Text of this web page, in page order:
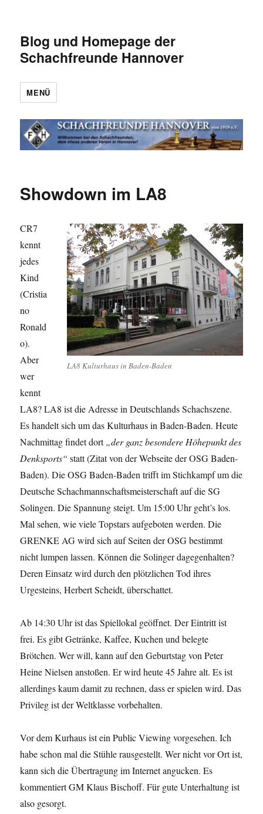
Blog und Homepage der
Schachfreunde Hannover
MENÜ
Showdown im LA8
LA8 Kulturhaus in Baden-Baden
CR7
kennt
jedes
Kind
(Cristia
no
Ronald
o).
Aber
wer
kennt
LA8? LA8 ist die Adresse in Deutschlands Schachszene.
Es handelt sich um das Kulturhaus in Baden-Baden. Heute
Nachmittag findet dort„der ganz besondere Höhepunkt des
Denksports“ statt (Zitat von der Webseite der OSG Baden-
Baden). Die OSG Baden-Baden trifft im Stichkampf um die
Deutsche Schachmannschaftsmeisterschaft auf die SG
Solingen. Die Spannung steigt. Um 15:00 Uhr geht’s los.
Mal sehen, wie viele Topstars aufgeboten werden. Die
GRENKE AG wird sich auf Seiten der OSG bestimmt
nicht lumpen lassen. Können die Solinger dagegenhalten?
Deren Einsatz wird durch den plötzlichen Tod ihres
Urgesteins, Herbert Scheidt, überschattet.
Ab 14:30 Uhr ist das Spiellokal geöffnet. Der Eintritt ist
frei. Es gibt Getränke, Kaffee, Kuchen und belegte
Brötchen. Wer will, kann auf den Geburtstag von Peter
Heine Nielsen anstoßen. Er wird heute 45 Jahre alt. Es ist
allerdings kaum damit zu rechnen, dass er spielen wird. Das
Privileg ist der Weltklasse vorbehalten.
Vor dem Kurhaus ist ein Public Viewing vorgesehen. Ich
habe schon mal die Stühle rausgestellt. Wer nicht vor Ort ist,
kann sich die Übertragung im Internet angucken. Es
kommentiert GM Klaus Bischoff. Für gute Unterhaltung ist
also gesorgt.